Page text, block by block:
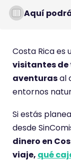
Aquí
Costa Rica es
visitantes de
aventurasal
entornos
Si estás
desde
dinero en
viaje, qué